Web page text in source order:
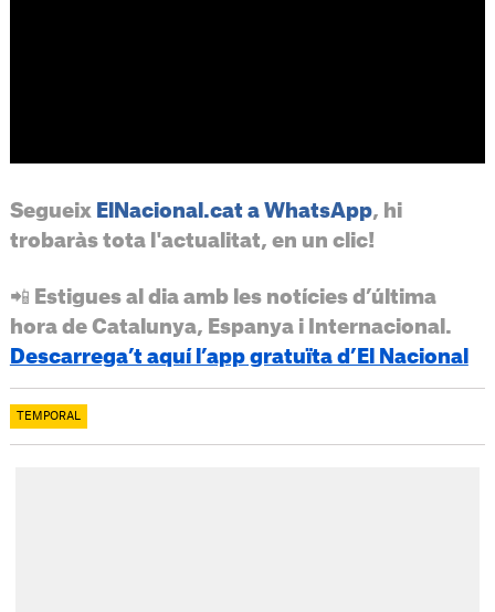
Segueix ElNacional.cat a WhatsApp, hi
trobaràs tota l'actualitat, en un clic!
📲 Estigues al dia amb les notícies d’última
hora de Catalunya, Espanya i Internacional.
Descarrega’t aquí l’app gratuïta d’El Nacional
TEMPORAL